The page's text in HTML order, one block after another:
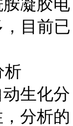
凝胶电
目前已
析
生化分
分析的